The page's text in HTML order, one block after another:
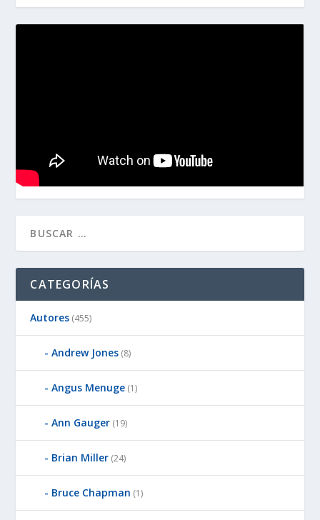
CATEGORÍAS
Autores (455)
Andrew Jones (8)
Angus Menuge (1)
Ann Gauger (19)
Brian Miller (24)
Bruce Chapman (1)